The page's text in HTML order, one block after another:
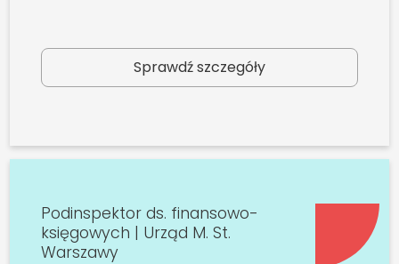
Sprawdź szczegóły
Podinspektor ds. finansowo-
księgowych | Urząd M. St.
Warszawy